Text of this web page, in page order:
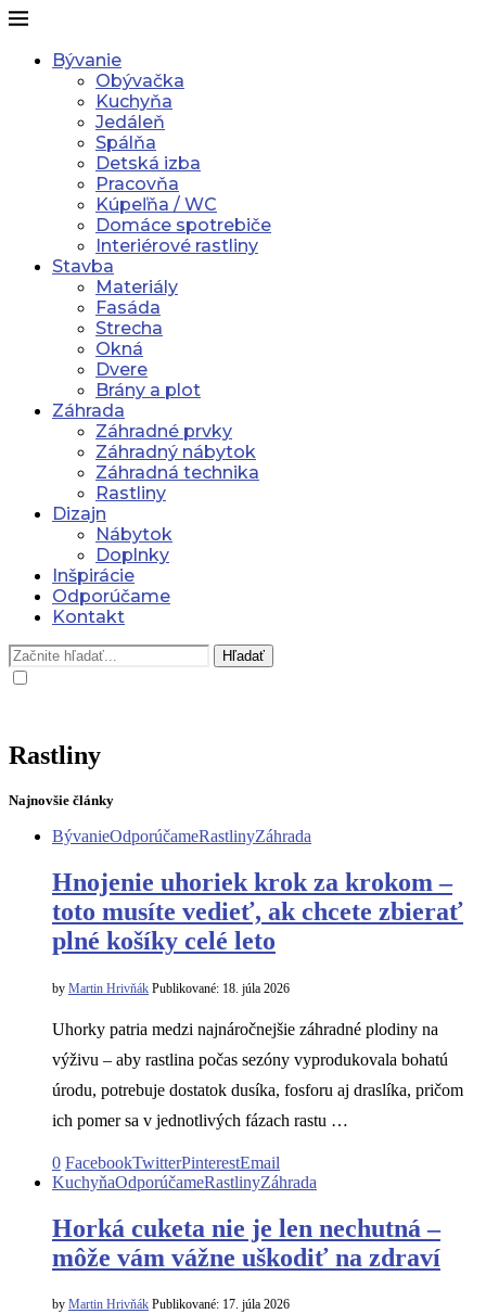
Bývanie
Obývačka
Kuchyňa
Jedáleň
Spálňa
Detská izba
Pracovňa
Kúpeľňa / WC
Domáce spotrebiče
Interiérové rastliny
Stavba
Materiály
Fasáda
Strecha
Okná
Dvere
Brány a plot
Záhrada
Záhradné prvky
Záhradný nábytok
Záhradná technika
Rastliny
Dizajn
Nábytok
Doplnky
Inšpirácie
Odporúčame
Kontakt
Hľadať
Rastliny
Najnovšie články
BývanieOdporúčameRastlinyZáhrada
Hnojenie uhoriek krok za krokom –
toto musíte vedieť, ak chcete zbierať
plné košíky celé leto
by Martin Hrivňák Publikované: 18. júla 2026
Uhorky patria medzi najnáročnejšie záhradné plodiny na
výživu – aby rastlina počas sezóny vyprodukovala bohatú
úrodu, potrebuje dostatok dusíka, fosforu aj draslíka, pričom
ich pomer sa v jednotlivých fázach rastu …
0 FacebookTwitterPinterestEmail
KuchyňaOdporúčameRastlinyZáhrada
Horká cuketa nie je len nechutná –
môže vám vážne uškodiť na zdraví
by Martin Hrivňák Publikované: 17. júla 2026